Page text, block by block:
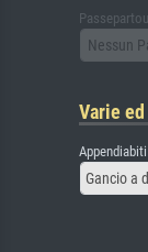
Nessun
Varie
Gancio a